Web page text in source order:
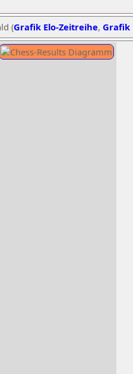
(Grafik Elo-Zeitreihe, Grafik